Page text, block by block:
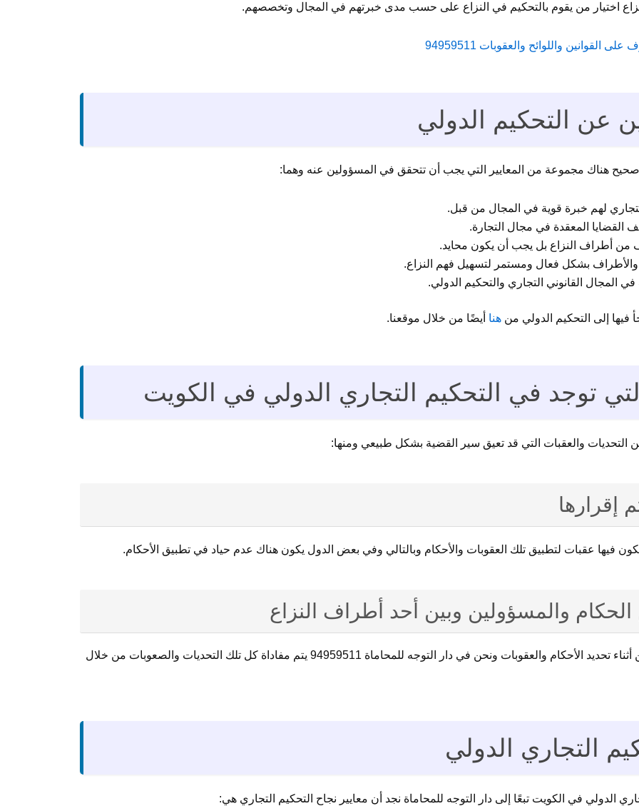
اختيار من يقوم بالتحكيم في النزاع على حسب مدى خبرتهم في المجال وتخصصهم.
واللوائح والعقوبات 94959511
عن التحكيم الدولي
هناك مجموعة من المعايير التي يجب أن تتحقق في المسؤولين عنه وهما:
لهم خبرة قوية في المجال من قبل.
القضايا المعقدة في مجال التجارة.
من أطراف النزاع بل يجب أن يكون محايد.
والأطراف بشكل فعال ومستمر لتسهيل فهم النزاع.
القانوني التجاري والتحكيم الدولي.
فيها إلى التحكيم الدولي من هنا أيضًا من خلال موقعنا.
توجد في التحكيم التجاري الدولي في الكويت
التحديات والعقبات التي قد تعيق سير القضية بشكل طبيعي ومنها:
إقرارها
فيها عقبات لتطبيق تلك العقوبات والأحكام وبالتالي وفي بعض الدول يكون هناك عدم حياد في تطبيق الأحكام.
والمسؤولين وبين أحد أطراف النزاع
حيث يكون هناك إحتمالية وجود حياد بين أحد الطرفين أثناء تحديد الأحكام والعقوبات ونحن في دار التوجه للمحاماة 94959511 يتم مفاداة كل تلك التحديات والصعوبات من خلال
التجاري الدولي
الدولي في الكويت تبعًا إلى دار التوجه للمحاماة نجد أن معايير نجاح التحكيم التجاري هي: